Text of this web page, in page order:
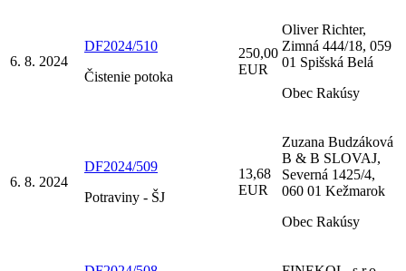
6. 8. 2024
DF2024/510
Čistenie potoka
250,00
EUR
Oliver Richter,
Zimná 444/18, 059
01 Spišská Belá
Obec Rakúsy
6. 8. 2024
DF2024/509
Potraviny - ŠJ
13,68
EUR
Zuzana Budzáková
B & B SLOVAJ,
Severná 1425/4,
060 01 Kežmarok
Obec Rakúsy